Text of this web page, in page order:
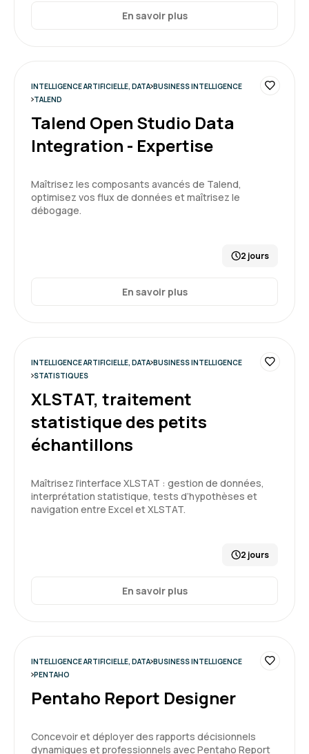
accompagnement
Beatrice G. Le 01/04/2026
hétéroclite du groupe. J'ai apprécié et la
simplicité qu'il met à expliquer des notions
Carole P. Le 31/03/2026
Très intéressant , les supports fournis par Marc
En savoir plus
INTELLIGENCE ARTIFICIELLE, DATA BUSINESS INTELLIGENCE
TALEND
Talend Open Studio Data
Integration - Expertise
Maîtrisez les composants avancés de Talend,
optimisez vos flux de données et maîtrisez le
débogage.
2 jours
En savoir plus
INTELLIGENCE ARTIFICIELLE, DATA BUSINESS INTELLIGENCE
STATISTIQUES
XLSTAT, traitement
statistique des petits
échantillons
Maîtrisez l’interface XLSTAT : gestion de données,
interprétation statistique, tests d’hypothèses et
navigation entre Excel et XLSTAT.
2 jours
En savoir plus
INTELLIGENCE ARTIFICIELLE, DATA BUSINESS INTELLIGENCE
PENTAHO
Pentaho Report Designer
Concevoir et déployer des rapports décisionnels
dynamiques et professionnels avec Pentaho Report